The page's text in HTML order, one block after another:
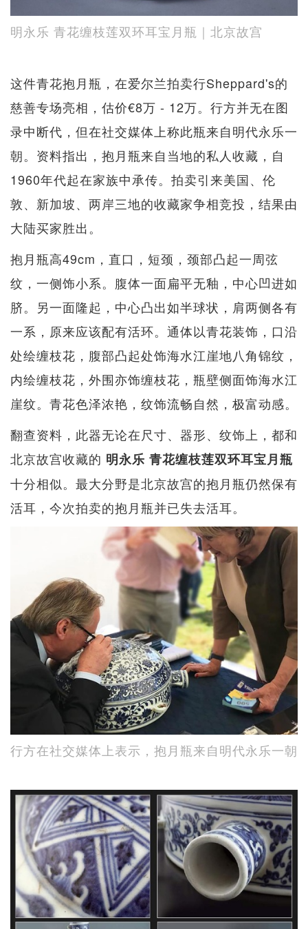
明永乐 青花缠枝莲双环耳宝月瓶｜北京故宫
这件青花抱月瓶，在爱尔兰拍卖行Sheppard's的
慈善专场亮相，估价€8万 - 12万。行方并无在图
录中断代，但在社交媒体上称此瓶来自明代永乐一
朝。资料指出，抱月瓶来自当地的私人收藏，自
1960年代起在家族中承传。拍卖引来美国、伦
敦、新加坡、两岸三地的收藏家争相竞投，结果由
大陆买家胜出。
抱月瓶高49cm，直口，短颈，颈部凸起一周弦
纹，一侧饰小系。腹体一面扁平无釉，中心凹进如
脐。另一面隆起，中心凸出如半球状，肩两侧各有
一系，原来应该配有活环。通体以青花装饰，口沿
处绘缠枝花，腹部凸起处饰海水江崖地八角锦纹，
内绘缠枝花，外围亦饰缠枝花，瓶壁侧面饰海水江
崖纹。青花色泽浓艳，纹饰流畅自然，极富动感。
翻查资料，此器无论在尺寸、器形、纹饰上，都和
北京故宫收藏的 明永乐 青花缠枝莲双环耳宝月瓶
十分相似。最大分野是北京故宫的抱月瓶仍然保有
活耳，今次拍卖的抱月瓶并已失去活耳。
行方在社交媒体上表示，抱月瓶来自明代永乐一朝